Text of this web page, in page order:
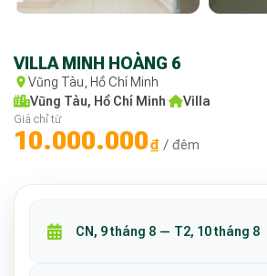
VILLA MINH HOÀNG 6
Vũng Tàu, Hồ Chí Minh
Vũng Tàu, Hồ Chí Minh· Villa
Giá chỉ từ
10.000.000₫ / đêm